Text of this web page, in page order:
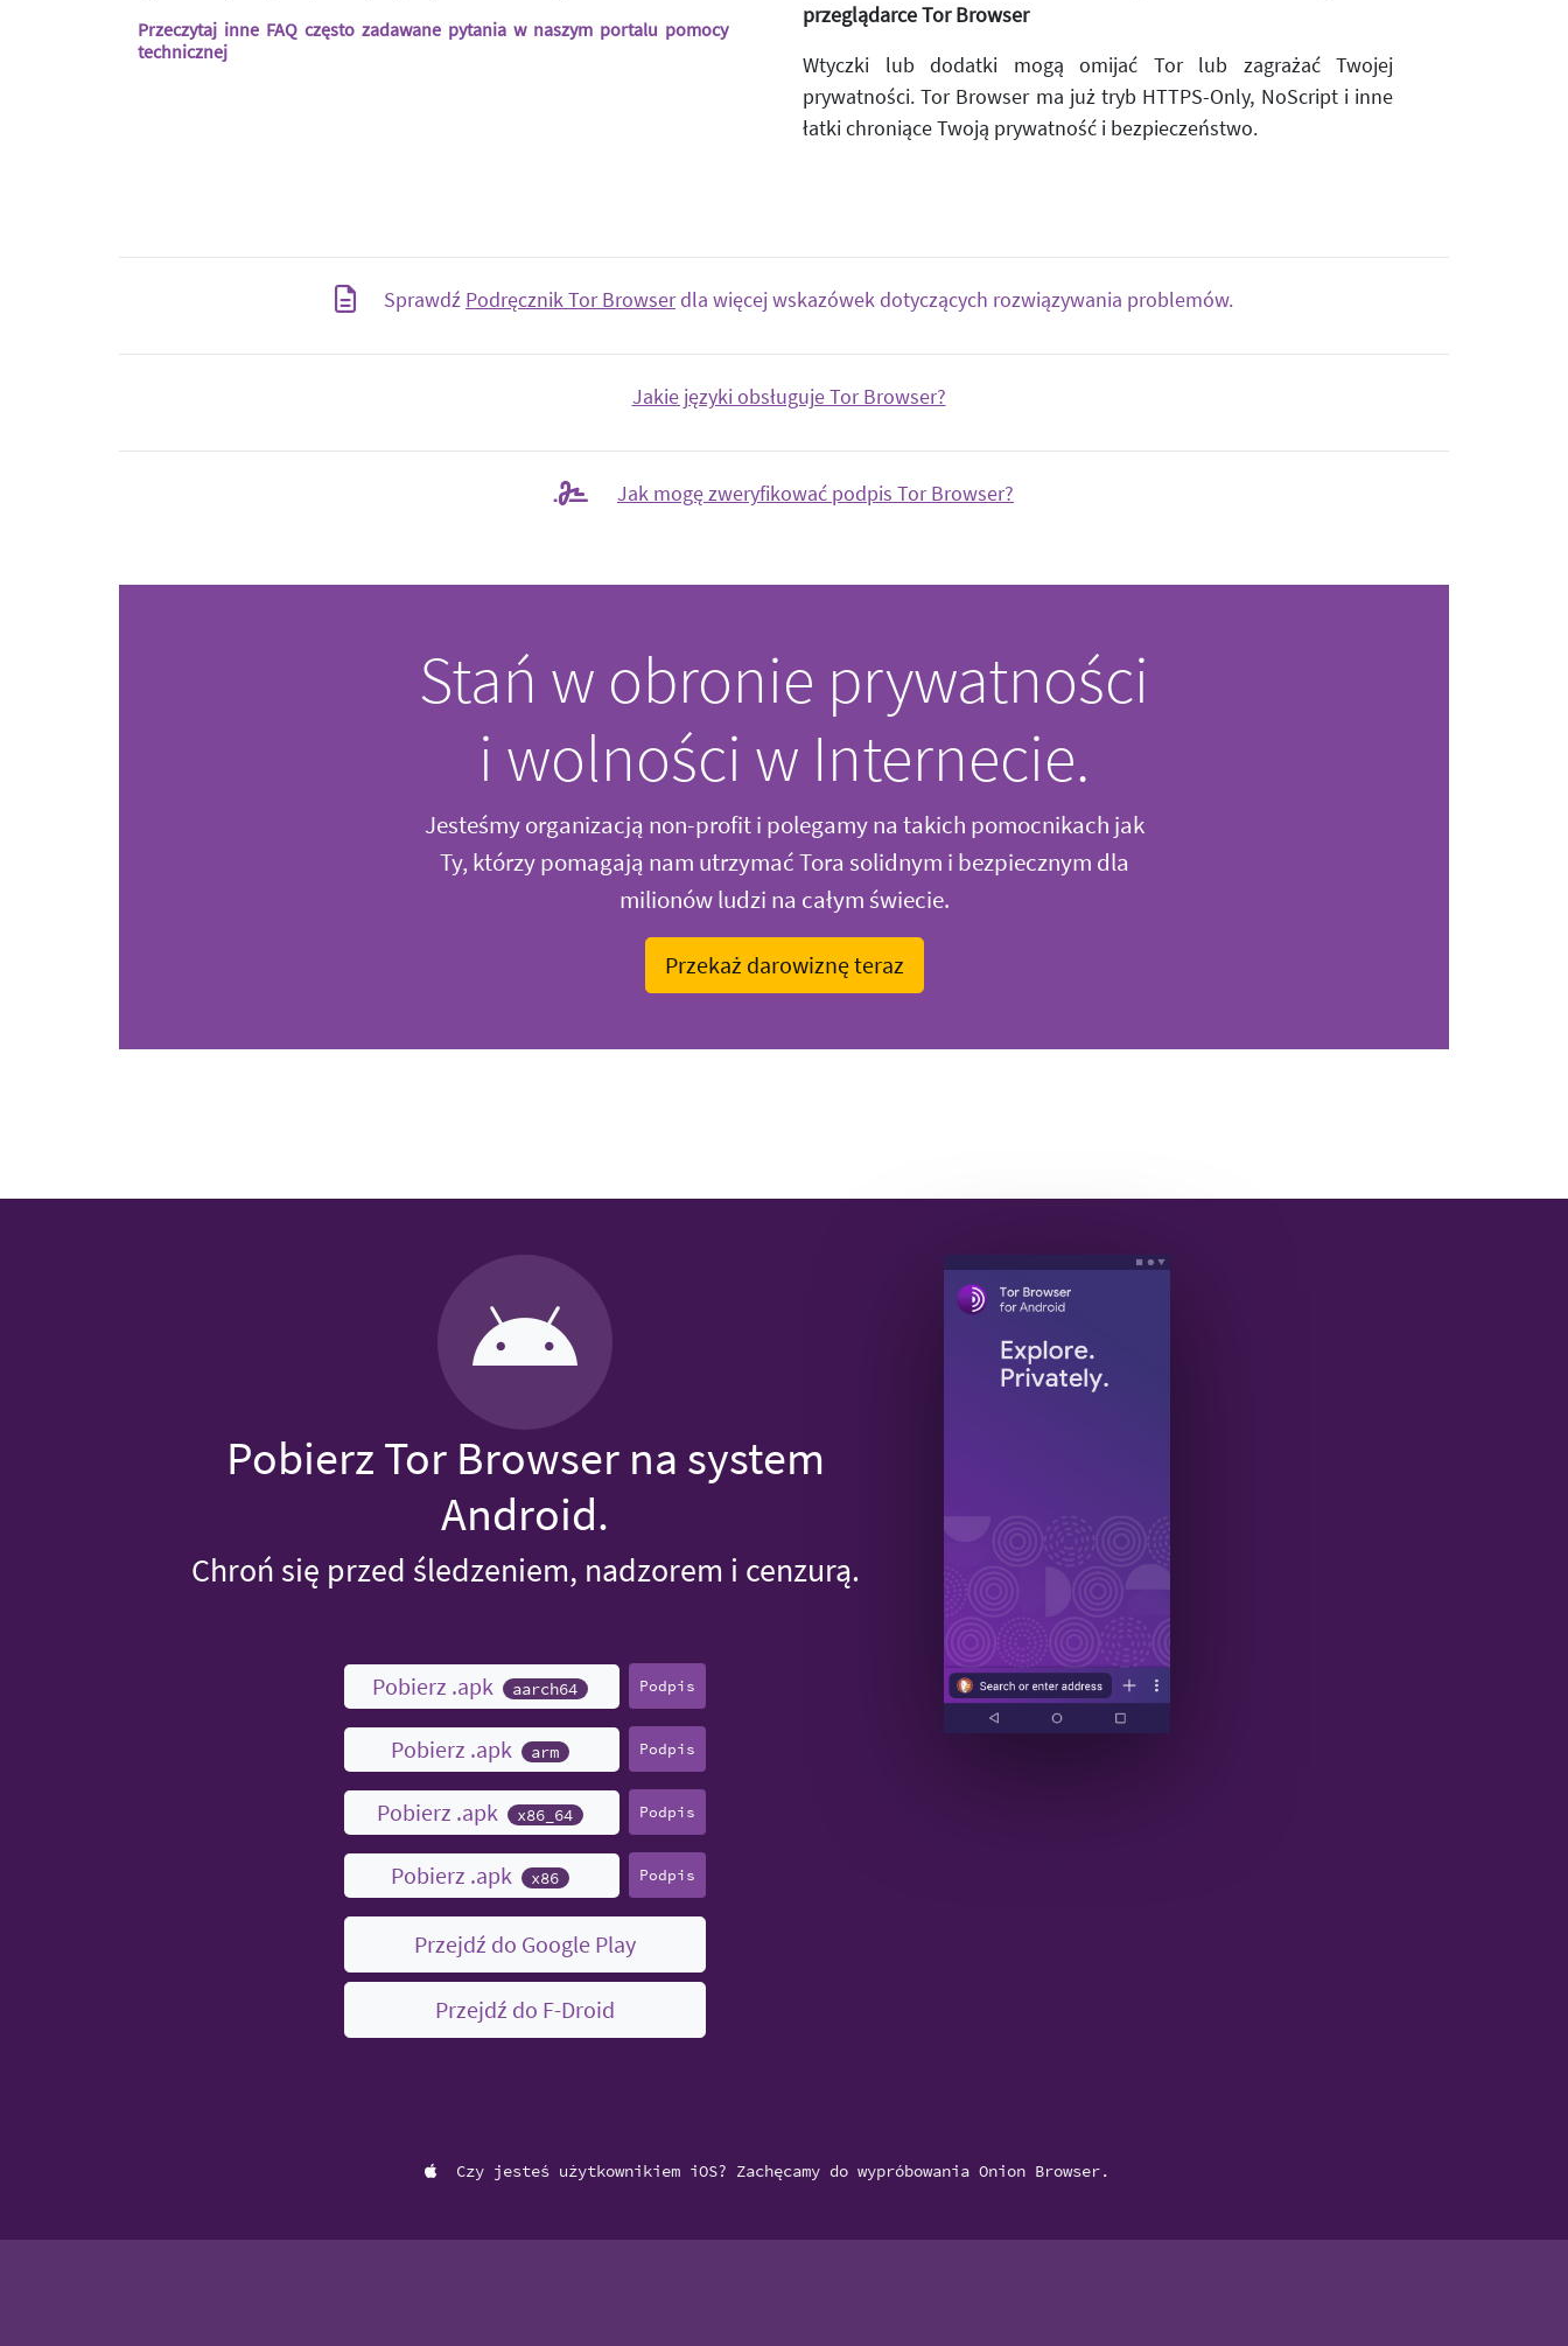
Przeczytaj inne FAQ często zadawane pytania w naszym portalu pomocy
technicznej
przeglądarce Tor Browser
Wtyczki lub dodatki mogą omijać Tor lub zagrażać Twojej
prywatności. Tor Browser ma już tryb HTTPS-Only, NoScript i inne
łatki chroniące Twoją prywatność i bezpieczeństwo.
Sprawdź Podręcznik Tor Browserdla więcej wskazówek dotyczących rozwiązywania problemów.
Jakie języki obsługuje Tor Browser?
Jak mogę zweryfikować podpis Tor Browser?
Stań w obronie prywatności
i wolności w Internecie.
Jesteśmy organizacją non-profit i polegamy na takich pomocnikach jak
Ty, którzy pomagają nam utrzymać Tora solidnym i bezpiecznym dla
milionów ludzi na całym świecie.
Przekaż darowiznę teraz
Pobierz Tor Browser na system
Android.
Chroń się przed śledzeniem, nadzorem i cenzurą.
Pobierz .apk aarch64 Podpis
Pobierz .apk arm Podpis
Pobierz .apk x86_64 Podpis
Pobierz .apk x86 Podpis
Przejdź do Google Play
Przejdź do F-Droid
Czy jesteś użytkownikiem iOS? Zachęcamy do wypróbowania Onion Browser.